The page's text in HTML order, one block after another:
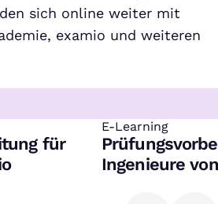
sich online weiter mit
examio und weiteren
für
E-Learning
:
Ingenieure